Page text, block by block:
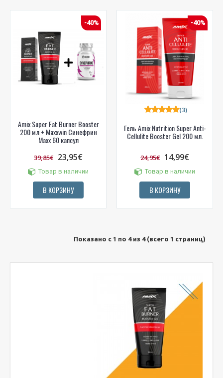
-40%
Amix Super Fat Burner Booster
200 мл + Maxxwin Синефрин
Maxx 60 капсул
39,85€ 23,95€
Товар в наличии
В КОРЗИНУ
-40%
Гель Amix Nutrition Super Anti-
Cellulite Booster Gel 200 мл.
(3)
24,95€ 14,99€
Товар в наличии
В КОРЗИНУ
Показано с 1 по 4 из 4 (всего 1 страниц)